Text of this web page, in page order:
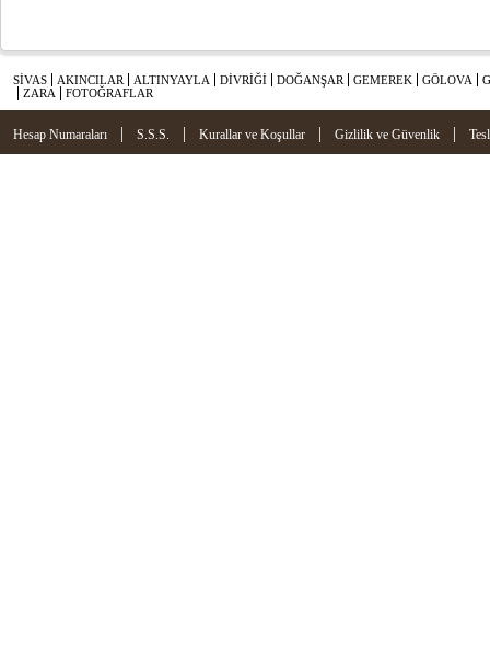
SİVAS AKINCILAR ALTINYAYLA DİVRİĞİ DOĞANŞAR GEMEREK GÖLOVA
ZARA
FOTOĞRAFLAR
Hesap Numaraları | S.S.S. | Kurallar ve Koşullar | Gizlilik ve Güvenlik |